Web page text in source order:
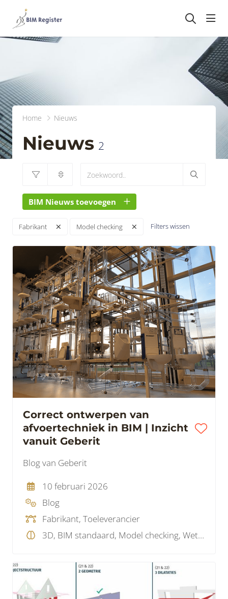
Home Nieuws
Nieuws 2
BIM Nieuws toevoegen
Fabrikant Model checking Filters wissen
Correct ontwerpen van
afvoertechniek in BIM | Inzicht
vanuit Geberit
Blog van Geberit
10 februari 2026
Blog
Fabrikant, Toeleverancier
3D, BIM standaard, Model checking, Wetgeving